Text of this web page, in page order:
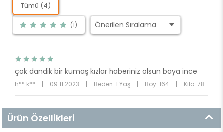
Tümü (4)
(1)
çok dandik bir kumaş kızlar haberiniz olsun baya ince
h** k** | 09.11.2023 | Beden: 1 Yaş | Boy: 164 | Kilo: 78
Ürün Özellikleri